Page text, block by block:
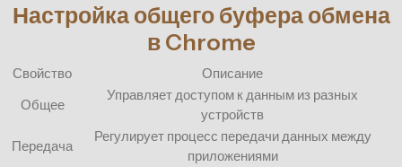
Настройка общего буфера обмена
в Chrome
Свойство
Описание
Общее
Управляет доступом к данным из разных
устройств
Передача
Регулирует процесс передачи данных между
приложениями